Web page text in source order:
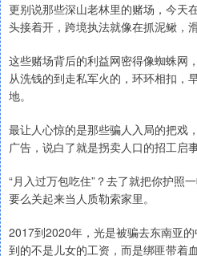
更别说那些深山老林里的赌场，今天
头接着开，跨境执法就像在抓泥鳅，
这些赌场背后的利益网密得像蜘蛛网
从洗钱的到走私军火的，环环相扣，
地。
最让人心惊的是那些骗人入局的把戏
广告，说白了就是拐卖人口的招工启事
“月入过万包吃住”？去了就把你护照
要么关起来当人质勒索家里。
2017到2020年，光是被骗去东南亚
到的不是儿女的工资，而是绑匪带着